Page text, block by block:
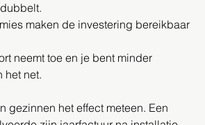
maken de investering bereikbaar
neemt toe en je bent minder
het net.
gezinnen het effect meteen. Een